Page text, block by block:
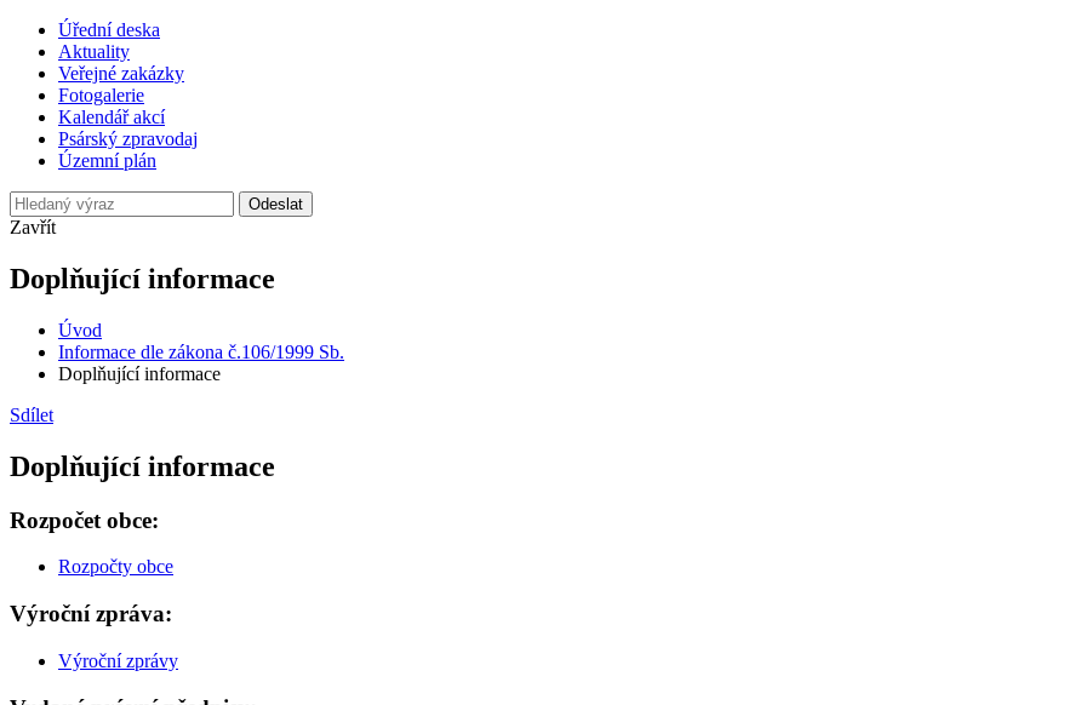
Úřední deska
Aktuality
Veřejné zakázky
Fotogalerie
Kalendář akcí
Psárský zpravodaj
Územní plán
Odeslat
Zavřít
Doplňující informace
Úvod
Informace dle zákona č.106/1999 Sb.
Doplňující informace
Sdílet
Doplňující informace
Rozpočet obce:
Rozpočty obce
Výroční zpráva:
Výroční zprávy